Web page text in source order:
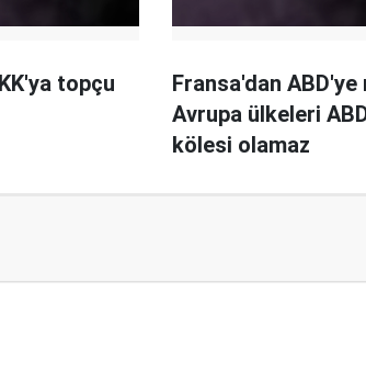
topçu
Fransa'dan ABD'ye
Avrupa ülkeleri
kölesi olamaz